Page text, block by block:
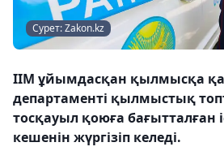
Сурет: Zakon.kz
ІІМ ұйымдасқан қылмысқа
департаменті қылмыстық
тосқауыл қоюға бағытталған
кешенін жүргізіп келеді.